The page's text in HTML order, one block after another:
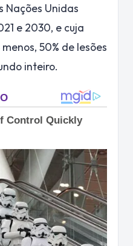
Nações Unidas
e 2030, e cuja
50% de lesões
inteiro.